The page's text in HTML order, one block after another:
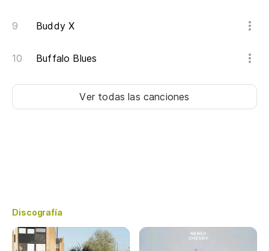
Buddy X
Buffalo Blues
Ver todas las canciones
Discografía